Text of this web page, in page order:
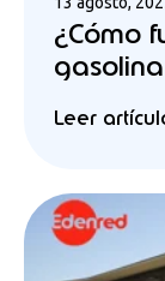
¿Cómo
Leer